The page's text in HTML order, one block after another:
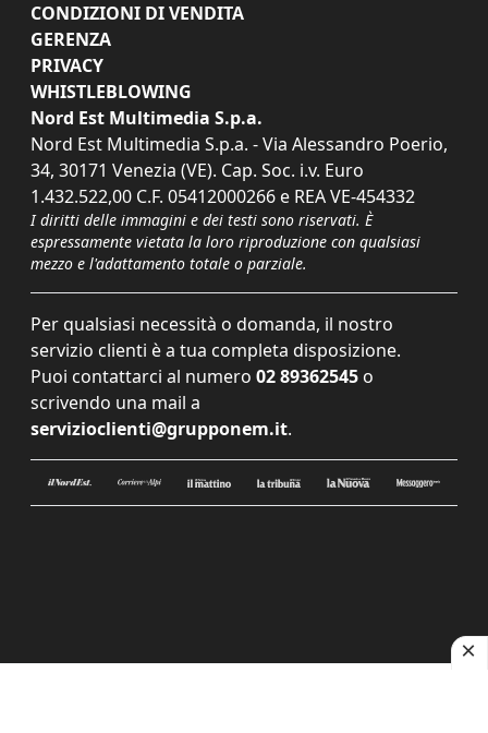
CONDIZIONI DI VENDITA
GERENZA
PRIVACY
WHISTLEBLOWING
Nord Est Multimedia S.p.a.
Nord Est Multimedia S.p.a. - Via Alessandro Poerio,
34, 30171 Venezia (VE). Cap. Soc. i.v. Euro
1.432.522,00 C.F. 05412000266 e REA VE-454332
I diritti delle immagini e dei testi sono riservati. È
espressamente vietata la loro riproduzione con qualsiasi
mezzo e l'adattamento totale o parziale.
Per qualsiasi necessità o domanda, il nostro
servizio clienti è a tua completa disposizione.
Puoi contattarci al numero 02 89362545 o
scrivendo una mail a
servizioclienti@grupponem.it.